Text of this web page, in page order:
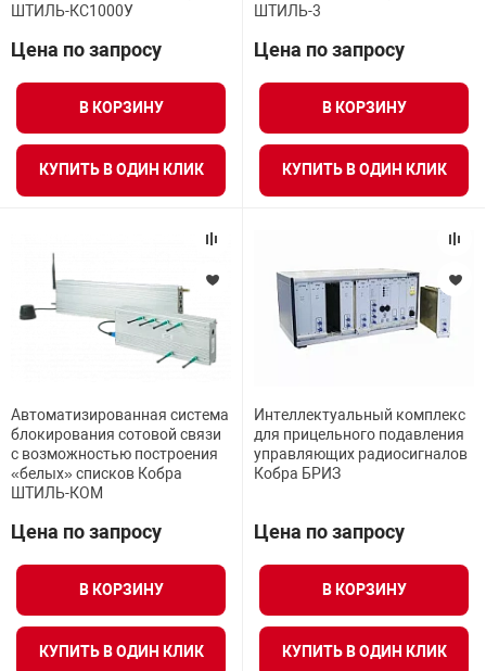
и аналитики
объектов
и экипировка
техника
автомобили
информации
Максимальная выходная мощность на
антенном разъеме стандарт AMPS/DAMPS800
Диапазон регулировки выходной мощности на
антенном разъеме
ВСЕ ФИЛЬТРЫ
ШТИЛЬ-КС1000У
Цена по запросу
В КОРЗИНУ
КУПИТЬ В ОДИН КЛИК
ШТИЛЬ-3
Цена по запросу
В КОРЗИНУ
КУПИТЬ В ОДИН КЛИК
Автоматизированная система
блокирования сотовой связи
с возможностью построения
«белых» списков Кобра
ШТИЛЬ-КОМ
Цена по запросу
В КОРЗИНУ
КУПИТЬ В ОДИН КЛИК
Интеллектуальный комплекс
для прицельного подавления
управляющих радиосигналов
Кобра БРИЗ
Цена по запросу
В КОРЗИНУ
КУПИТЬ В ОДИН КЛИК